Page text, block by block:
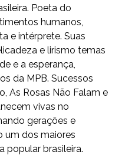
Poeta do
humanos,
e intérprete. Suas
e lirismo temas
e a esperança,
da MPB. Sucessos
As Rosas Não Falam e
vivas no
gerações e
um dos maiores
popular brasileira.